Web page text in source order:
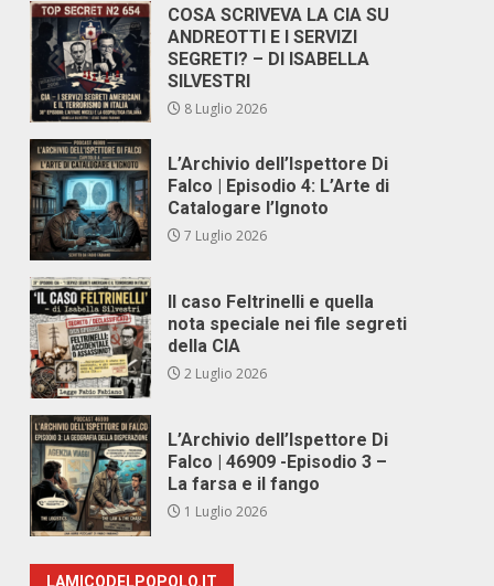
COSA SCRIVEVA LA CIA SU
ANDREOTTI E I SERVIZI
SEGRETI? – DI ISABELLA
SILVESTRI
8 Luglio 2026
L’Archivio dell’Ispettore Di
Falco | Episodio 4: L’Arte di
Catalogare l’Ignoto
7 Luglio 2026
Il caso Feltrinelli e quella
nota speciale nei file segreti
della CIA
2 Luglio 2026
L’Archivio dell’Ispettore Di
Falco | 46909 -Episodio 3 –
La farsa e il fango
1 Luglio 2026
LAMICODELPOPOLO.IT